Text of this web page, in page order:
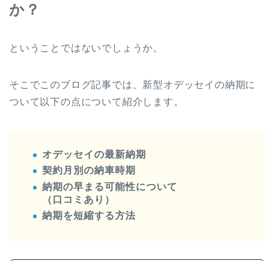
か？
ということではないでしょうか。
そこでこのブログ記事では、新型オデッセイの納期に
ついて以下の点について紹介します。
オデッセイの最新納期
契約月別の納車時期
納期の早まる可能性について
（口コミあり）
納期を短縮する方法